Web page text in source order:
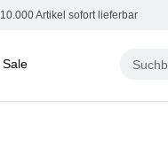
10.000 Artikel sofort lieferbar
Sale